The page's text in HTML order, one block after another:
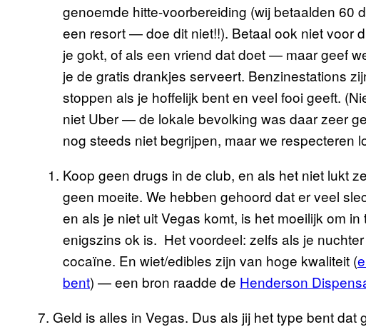
genoemde hitte-voorbereiding (wij betaalden 60
een resort — doe dit niet!!). Betaal ook niet voor
je gokt, of als een vriend dat doet — maar geef
je de gratis drankjes serveert. Benzinestations
stoppen als je hoffelijk bent en veel fooi geeft.
niet Uber — de lokale bevolking was daar zeer
nog steeds niet begrijpen, maar we respecteren
Koop geen drugs in de club, en als het niet lukt
geen moeite. We hebben gehoord dat er veel
en als je niet uit Vegas komt, is het moeilijk om
enigszins ok is. Het voordeel: zelfs als je
cocaïne. En wiet/edibles zijn van hoge kwaliteit (
bent) — een bron raadde de Henderson
7. Geld is alles in Vegas. Dus als jij het type bent dat